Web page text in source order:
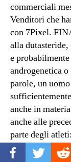
commerciali
Venditori che
con 7Pixel.
alla
e
androgenetica
parole, un
anche in
anche alle
parte degli
sostanze